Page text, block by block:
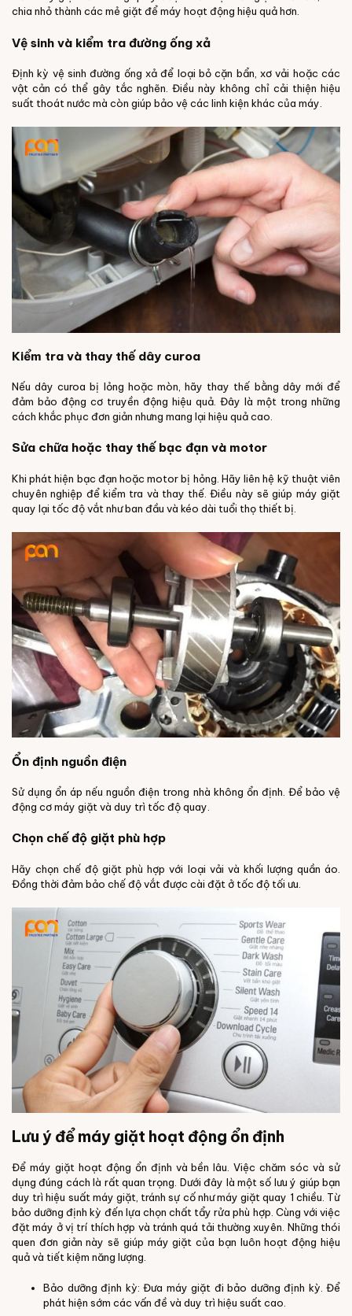
chia nhỏ thành các mẻ giặt để máy hoạt động hiệu quả hơn.
Vệ sinh và kiểm tra đường ống xả
Định kỳ vệ sinh đường ống xả để loại bỏ cặn bẩn, xơ vải hoặc các
vật cản có thể gây tắc nghẽn. Điều này không chỉ cải thiện hiệu
suất thoát nước mà còn giúp bảo vệ các linh kiện khác của máy.
Kiểm tra và thay thế dây curoa
Nếu dây curoa bị lỏng hoặc mòn, hãy thay thế bằng dây mới để
đảm bảo động cơ truyền động hiệu quả. Đây là một trong những
cách khắc phục đơn giản nhưng mang lại hiệu quả cao.
Sửa chữa hoặc thay thế bạc đạn và motor
Khi phát hiện bạc đạn hoặc motor bị hỏng. Hãy liên hệ kỹ thuật viên
chuyên nghiệp để kiểm tra và thay thế. Điều này sẽ giúp máy giặt
quay lại tốc độ vắt như ban đầu và kéo dài tuổi thọ thiết bị.
Ổn định nguồn điện
Sử dụng ổn áp nếu nguồn điện trong nhà không ổn định. Để bảo vệ
động cơ máy giặt và duy trì tốc độ quay.
Chọn chế độ giặt phù hợp
Hãy chọn chế độ giặt phù hợp với loại vải và khối lượng quần áo.
Đồng thời đảm bảo chế độ vắt được cài đặt ở tốc độ tối ưu.
Lưu ý để máy giặt hoạt động ổn định
Để máy giặt hoạt động ổn định và bền lâu. Việc chăm sóc và sử
dụng đúng cách là rất quan trọng. Dưới đây là một số lưu ý giúp bạn
duy trì hiệu suất máy giặt, tránh sự cố như máy giặt quay 1 chiều. Từ
bảo dưỡng định kỳ đến lựa chọn chất tẩy rửa phù hợp. Cùng với việc
đặt máy ở vị trí thích hợp và tránh quá tải thường xuyên. Những thói
quen đơn giản này sẽ giúp máy giặt của bạn luôn hoạt động hiệu
quả và tiết kiệm năng lượng.
Bảo dưỡng định kỳ: Đưa máy giặt đi bảo dưỡng định kỳ. Để
phát hiện sớm các vấn đề và duy trì hiệu suất cao.